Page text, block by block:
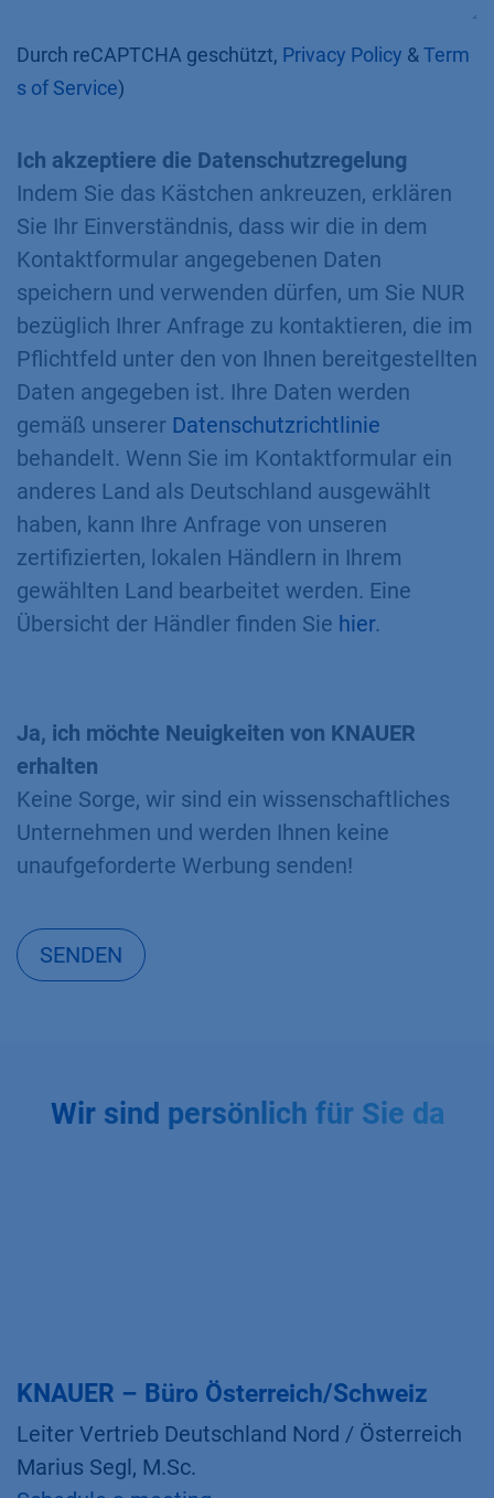
Durch reCAPTCHA geschützt, Privacy Policy & Term
s of Service)
Ich akzeptiere die Datenschutzregelung
Indem Sie das Kästchen ankreuzen, erklären
Sie Ihr Einverständnis, dass wir die in dem
Kontaktformular angegebenen Daten
speichern und verwenden dürfen, um Sie NUR
bezüglich Ihrer Anfrage zu kontaktieren, die im
Pflichtfeld unter den von Ihnen bereitgestellten
Daten angegeben ist. Ihre Daten werden
gemäß unserer Datenschutzrichtlinie
behandelt. Wenn Sie im Kontaktformular ein
anderes Land als Deutschland ausgewählt
haben, kann Ihre Anfrage von unseren
zertifizierten, lokalen Händlern in Ihrem
gewählten Land bearbeitet werden. Eine
Übersicht der Händler finden Sie hier.
Ja, ich möchte Neuigkeiten von KNAUER
erhalten
Keine Sorge, wir sind ein wissenschaftliches
Unternehmen und werden Ihnen keine
unaufgeforderte Werbung senden!
SENDEN
Wir sind persönlich für Sie da
KNAUER – Büro Österreich/Schweiz
Leiter Vertrieb Deutschland Nord / Österreich
Marius Segl, M.Sc.